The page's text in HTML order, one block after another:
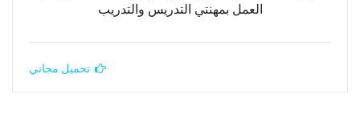
العمل بمهنتي التدريس والتدريب
تحميل مجاني